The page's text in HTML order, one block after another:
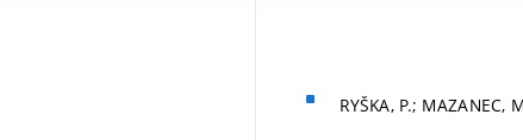
RYŠKA, P.; MAZANEC,